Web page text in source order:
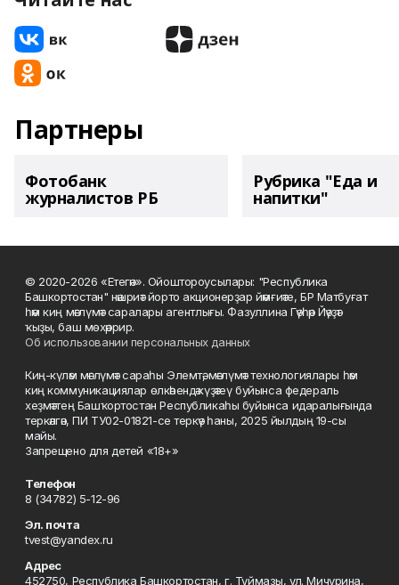
Партнеры
Фотобанк
журналистов РБ
Рубрика "Еда и
напитки"
© 2020-2026 «Етегән». Ойоштороусылары: "Республика
Башкортостан" нәшриәт йорто акционерҙар йәмғиәте, БР Матбуғат
һәм киң мәғлүмәт саралары агентлығы. Фазуллина Гәүһәр Йәүҙәт
ҡыҙы, баш мөхәррир.
Об использовании персональных данных
Киң-күләм мәғлүмәт сараһы Элемтә, мәғлүмәт технологиялары һәм
киң коммуникациялар өлкәһендә күҙәтеү буйынса федераль
хеҙмәттең Башҡортостан Республикаһы буйынса идаралығында
теркәлгән, ПИ ТУ02-01821-се теркәү һаны, 2025 йылдың 19-сы
майы.
Запрещено для детей «18+»
Телефон
8 (34782) 5-12-96
Эл. почта
tvest@yandex.ru
Адрес
452750, Республика Башкортостан, г. Туймазы, ул. Мичурина,